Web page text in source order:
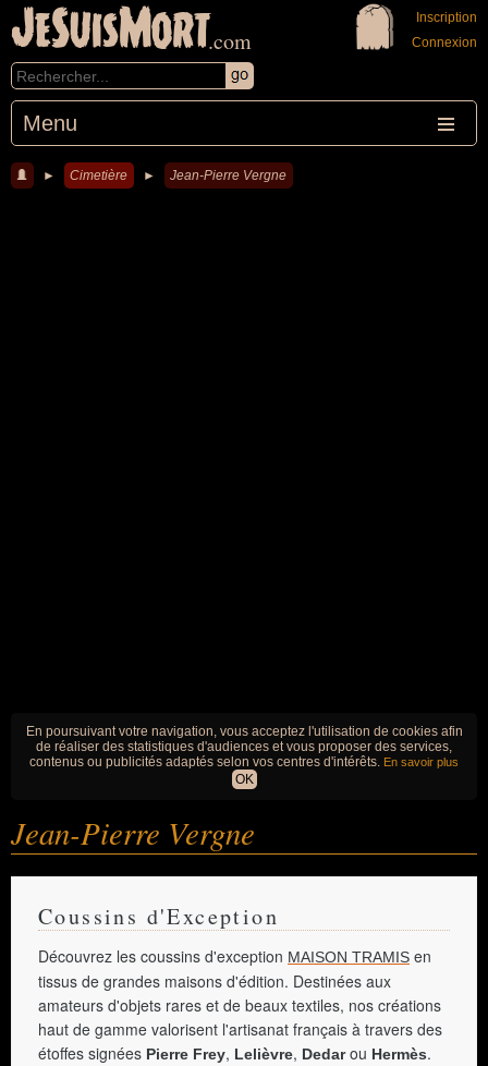
JeSuisMort.com
Menu
Inscription
Connexion
► Cimetière ► Jean-Pierre Vergne
En poursuivant votre navigation, vous acceptez l'utilisation de cookies afin
de réaliser des statistiques d'audiences et vous proposer des services,
contenus ou publicités adaptés selon vos centres d'intérêts. En savoir plus
OK
Jean-Pierre Vergne
Coussins d'Exception
Découvrez les coussins d'exception MAISON TRAMIS en
tissus de grandes maisons d'édition. Destinées aux
amateurs d'objets rares et de beaux textiles, nos créations
haut de gamme valorisent l'artisanat français à travers des
étoffes signées Pierre Frey, Lelièvre, Dedarou Hermès.